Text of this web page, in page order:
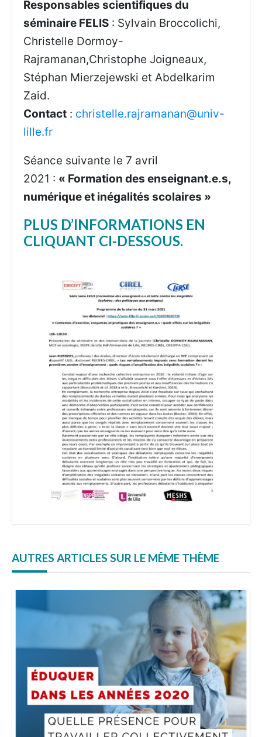
Responsables scientifiques du
séminaire FELIS : Sylvain Broccolichi,
Christelle Dormoy-
Rajramanan,Christophe Joigneaux,
Stéphan Mierzejewski et Abdelkarim
Zaid.
Contact : christelle.rajramanan@univ-
lille.fr
Séance suivante le 7 avril
2021 : « Formation des enseignant.e.s,
numérique et inégalités scolaires »
PLUS D’INFORMATIONS EN
CLIQUANT CI-DESSOUS.
AUTRES ARTICLES SUR LE MÊME THÈME